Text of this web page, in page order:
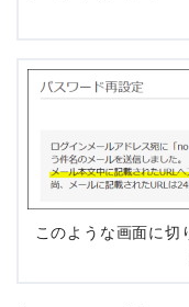
このような画面に切